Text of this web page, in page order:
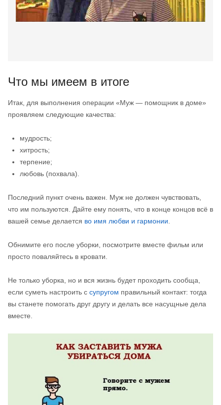
Что мы имеем в итоге
Итак, для выполнения операции «Муж — помощник в доме»
проявляем следующие качества:
мудрость;
хитрость;
терпение;
любовь (похвала).
Последний пункт очень важен. Муж не должен чувствовать,
что им пользуются. Дайте ему понять, что в конце концов всё в
вашей семье делается во имя любви и гармонии
Обнимите его после уборки, посмотрите вместе фильм или
просто поваляйтесь в кровати.
Не только уборка, но и вся жизнь будет проходить сообща,
если суметь настроить с супругом правильный контакт: тогда
вы станете помогать друг другу и делать все насущные дела
вместе.